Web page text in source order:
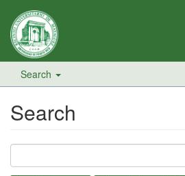
Search
Search